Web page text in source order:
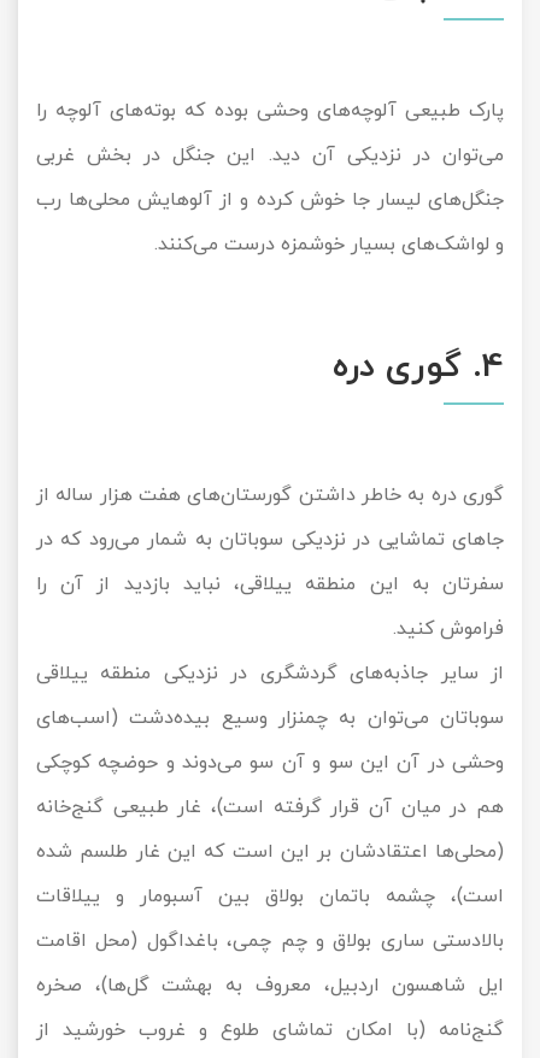
پارک طبیعی آلوچه‌های وحشی بوده که بوته‌های آلوچه را
می‌توان در نزدیکی آن دید. این جنگل‌ در بخش غربی
جنگل‌های لیسار جا خوش کرده و از آلوهایش محلی‌ها رب
و لواشک‌های بسیار خوشمزه درست می‌کنند.
4. گوری دره
گوری دره به خاطر داشتن گورستان‌های هفت‌ هزار ساله از
جاهای تماشایی در نزدیکی سوباتان به شمار می‌رود که در
سفرتان به این منطقه ییلاقی، نباید بازدید از آن را
فراموش کنید.
از سایر جاذبه‌های گردشگری در نزدیکی منطقه ییلاقی
سوباتان می‌توان به چمنزار وسیع بیده‌دشت (اسب‌های
وحشی در آن این سو و آن سو می‌دوند و حوضچه کوچکی
هم در میان آن قرار گرفته است)، غار طبیعی گنج‌خانه
(محلی‌ها اعتقادشان بر این است که این غار طلسم شده
است)، چشمه باتمان بولاق بین آسبومار و ییلاقات
بالادستی ساری بولاق و چم چمی، باغداگول (محل اقامت
ایل شاهسون اردبیل، معروف به بهشت گل‌ها)، صخره
گنج‌نامه (با امکان تماشای طلوع و غروب خورشید از